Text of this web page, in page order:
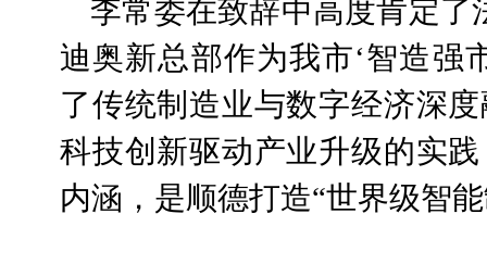
李常委在致辞中高度肯定了
迪奥新总部作为我市‘智造强
了传统制造业与数字经济深
科技创新驱动产业升级的实
内涵，是顺德打造“世界级智